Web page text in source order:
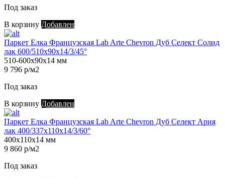
Под заказ
В корзину Добавлен
Паркет Елка Французская Lab Arte Chevron Дуб Селект Солид
лак 600/510х90х14/3/45°
510-600х90х14 мм
9 796 р/м2
Под заказ
В корзину Добавлен
Паркет Елка Французская Lab Arte Chevron Дуб Селект Ария
лак 400/337х110х14/3/60°
400х110х14 мм
9 860 р/м2
Под заказ